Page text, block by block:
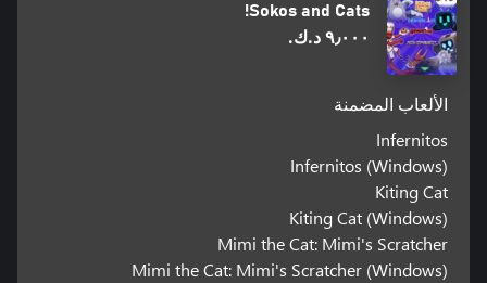
Sokos and Cats!
٩٫٠٠٠ د.ك.‏
الألعاب المضمنة
Infernitos
Infernitos (Windows)
Kiting Cat
Kiting Cat (Windows)
Mimi the Cat: Mimi's Scratcher
Mimi the Cat: Mimi's Scratcher (Windows)